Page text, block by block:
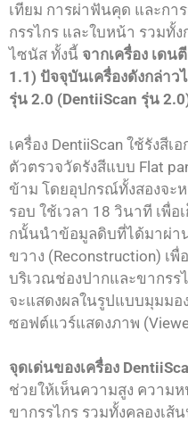
เทียม การผ่าฟันคุด และกา
กรรไกร และใบหน้า รวมทั้
ไซนัส ทั้งนี้ จากเครื่อง เดน
1.1) ปัจจุบันเครื่องดังกล่า
รุ่น 2.0 (DentiiScan รุ่น
เครื่อง DentiiScan ใช้รังสี
ตัวตรวจวัดรังสีแบบ Flat
ข้าม โดยอุปกรณ์ทั้งสองจะ
รอบ ใช้เวลา 18 วินาที เพื่
กนั้นนําข้อมูลดิบที่ได้มาผ่า
ขวาง (Reconstruction) เ
บริเวณช่องปากและขากรร
จะแสดงผลในรูปแบบมุมม
ซอฟต์แวร์แสดงภาพ
จุดเด่นของเครื่อง
ช่วยให้เห็นความสูง ความ
ขากรรไกร รวมทั้งคลองเ